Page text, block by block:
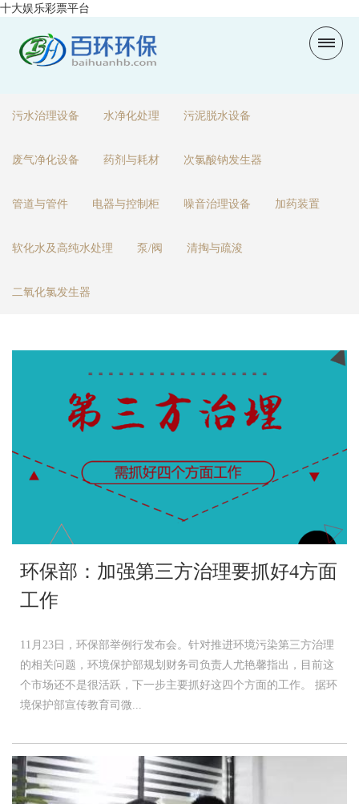
十大娱乐彩票平台
污水治理设备 水净化处理 污泥脱水设备
废气净化设备 药剂与耗材 次氯酸钠发生器
管道与管件 电器与控制柜 噪音治理设备 加药装置
软化水及高纯水处理 泵/阀 清掏与疏浚
二氧化氯发生器
环保部：加强第三方治理要抓好4方面
工作
11月23日，环保部举例行发布会。针对推进环境污染第三方治理
的相关问题，环境保护部规划财务司负责人尤艳馨指出，目前这
个市场还不是很活跃，下一步主要抓好这四个方面的工作。 据环
境保护部宣传教育司微...